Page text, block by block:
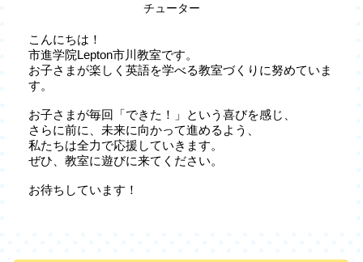
チューター
こんにちは！
市進学院Lepton市川教室です。
お子さまが楽しく英語を学べる教室づくりに努めていま
す。
お子さまが毎回「できた！」という喜びを感じ、
さらに前に、未来に向かって進めるよう、
私たちは全力で応援していきます。
ぜひ、教室に遊びに来てください。
お待ちしています！